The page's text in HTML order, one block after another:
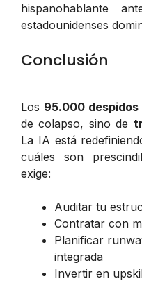
hispanohablante
estadounidenses
Conclusión
Los 95.000
de colapso, sino de
La IA está
cuáles son
exige:
Auditar tu
Contratar con
Planificar
integrada
Invertir en